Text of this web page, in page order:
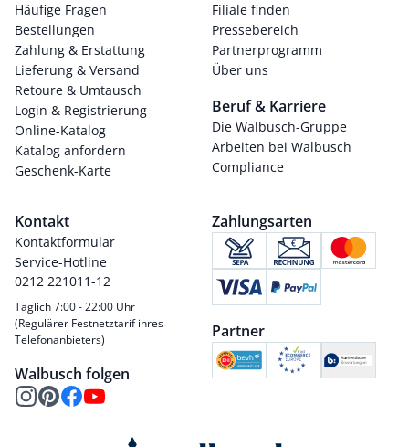
Häufige Fragen
Bestellungen
Zahlung & Erstattung
Lieferung & Versand
Retoure & Umtausch
Login & Registrierung
Online-Katalog
Katalog anfordern
Geschenk-Karte
Filiale finden
Pressebereich
Partnerprogramm
Über uns
Beruf & Karriere
Die Walbusch-Gruppe
Arbeiten bei Walbusch
Compliance
Kontakt
Kontaktformular
Service-Hotline
0212 221011-12
Täglich 7:00 - 22:00 Uhr
(Regulärer Festnetztarif ihres
Telefonanbieters)
Walbusch folgen
Zahlungsarten
Partner